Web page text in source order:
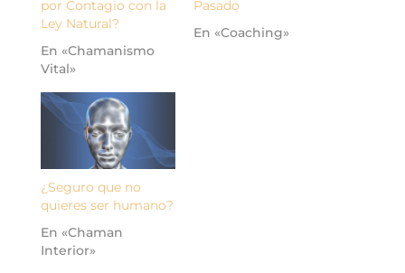
por Contagio con la
Ley Natural?
En «Chamanismo
Vital»
Pasado
En «Coaching»
¿Seguro que no
quieres ser humano?
En «Chaman
Interior»